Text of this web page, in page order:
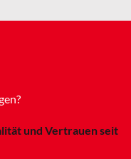
und Vertrauen seit